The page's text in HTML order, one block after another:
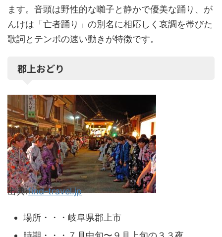
ます。音頭は野性的な囃子と静かで優美な踊り、が
んけは「亡者踊り」の別名に相応しく哀調を帯びた
歌詞とテンポの速い動きが特徴です。
郡上おどり
出典:find-travel.jp
場所・・・岐阜県郡上市